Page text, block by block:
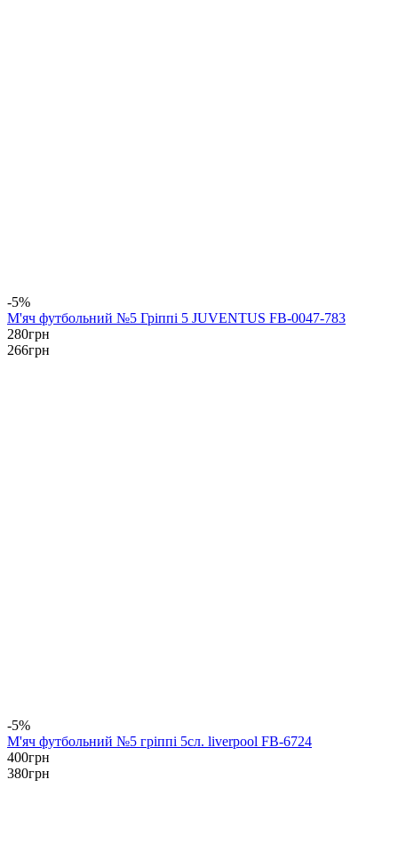
-5%
М'яч футбольний №5 Гріппі 5 JUVENTUS FB-0047-783
280грн
266грн
-5%
М'яч футбольний №5 гріппі 5сл. liverpool FB-6724
400грн
380грн